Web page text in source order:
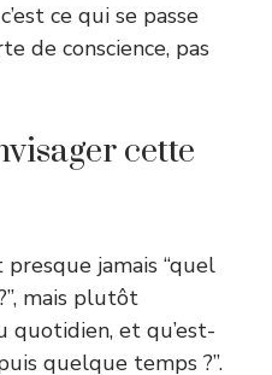
ce qui se passe
de conscience, pas
cette
presque jamais “quel
mais plutôt
quotidien, et qu’est-
quelque temps ?”.